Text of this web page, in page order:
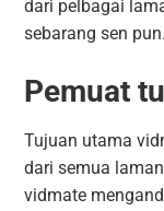
dari pelbagai
sebarang sen pun.
Pemuat
Tujuan utama
dari semua
vidmate